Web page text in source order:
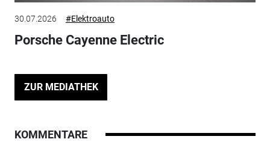
30.07.2026 #Elektroauto
Porsche Cayenne Electric
ZUR MEDIATHEK
KOMMENTARE